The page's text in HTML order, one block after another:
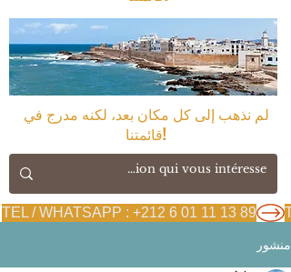
TEL / WHATSAPP : +212 6 01 11 13 89
لم نذهب إلى كل مكان بعد، لكنه مدرج في
قائمتنا!
منشور